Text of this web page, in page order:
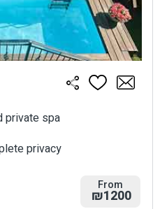
private spa
privacy
From
₪1200